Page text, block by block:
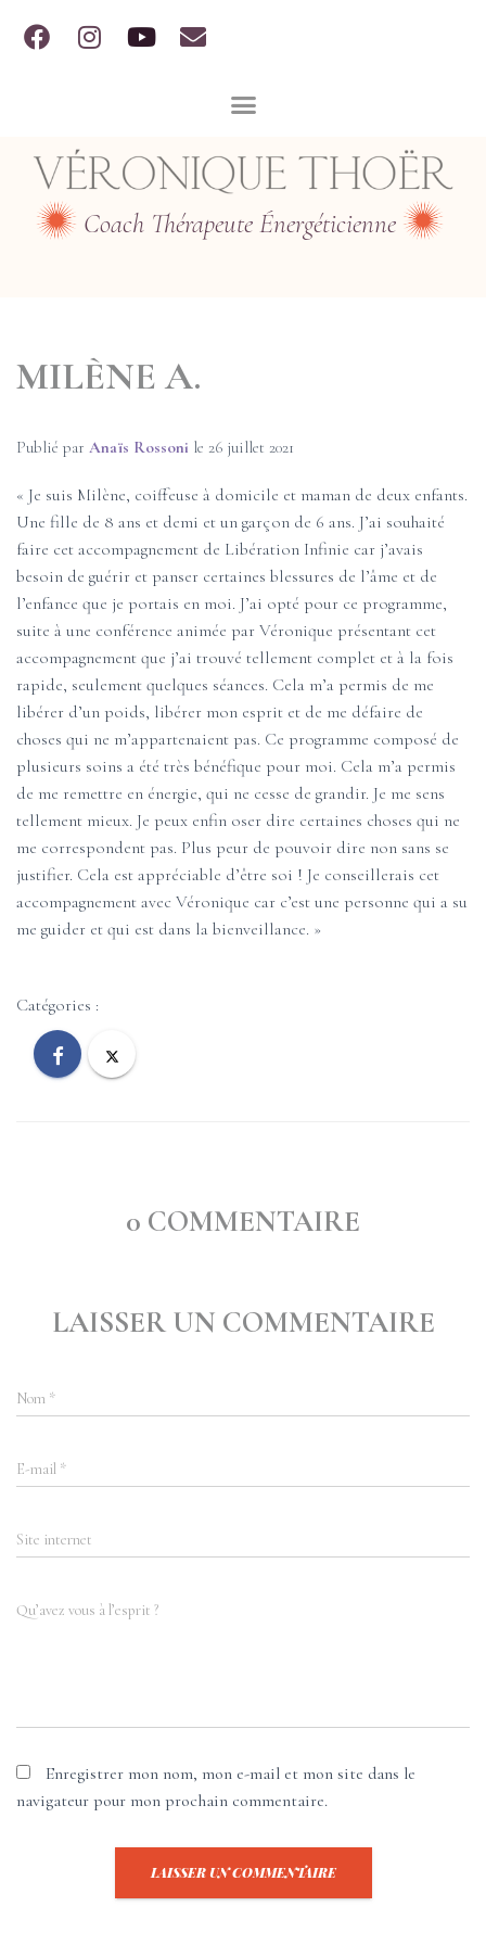
Coach Thérapeute Énergéticienne
MILÈNE A.
Publié par Anaïs Rossoni le 26 juillet 2021
« Je suis Milène, coiffeuse à domicile et maman de deux enfants.
Une fille de 8 ans et demi et un garçon de 6 ans. J’ai souhaité
faire cet accompagnement de Libération Infinie car j’avais
besoin de guérir et panser certaines blessures de l’âme et de
l’enfance que je portais en moi. J’ai opté pour ce programme,
suite à une conférence animée par Véronique présentant cet
accompagnement que j’ai trouvé tellement complet et à la fois
rapide, seulement quelques séances. Cela m’a permis de me
libérer d’un poids, libérer mon esprit et de me défaire de
choses qui ne m’appartenaient pas. Ce programme composé de
plusieurs soins a été très bénéfique pour moi. Cela m’a permis
de me remettre en énergie, qui ne cesse de grandir. Je me sens
tellement mieux. Je peux enfin oser dire certaines choses qui ne
me correspondent pas. Plus peur de pouvoir dire non sans se
justifier. Cela est appréciable d’être soi ! Je conseillerais cet
accompagnement avec Véronique car c’est une personne qui a su
me guider et qui est dans la bienveillance. »
Catégories :
0 COMMENTAIRE
LAISSER UN COMMENTAIRE
Nom *
E-mail *
Site internet
Qu’avez vous à l’esprit ?
Enregistrer mon nom, mon e-mail et mon site dans le
navigateur pour mon prochain commentaire.